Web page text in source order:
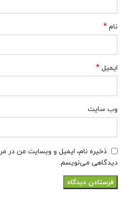
نام*
ایمیل*
وب‌ سایت
ذخیره نام، ایمیل و وبسایت من در
دیدگاهی می‌نویسم.